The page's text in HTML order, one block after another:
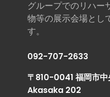
グループでのリハー
物等の展示会場とし
す。
092-707-2633
〒810-0041 福岡市
Akasaka 202